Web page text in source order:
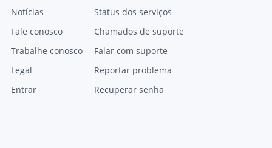
Notícias
Fale conosco
Trabalhe conosco
Legal
Entrar
Status dos serviços
Chamados de suporte
Falar com suporte
Reportar problema
Recuperar senha